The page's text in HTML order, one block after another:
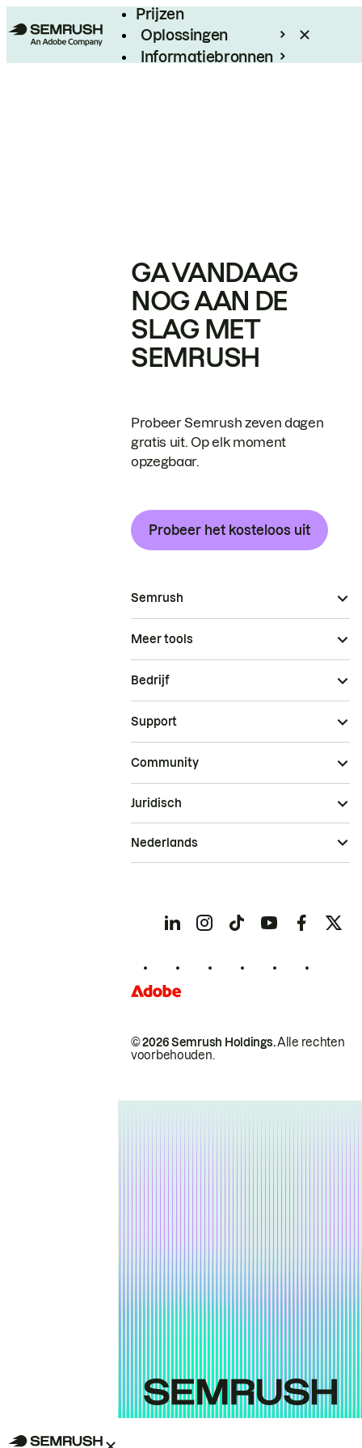
Prijzen
Oplossingen
Informatiebronnen
GA VANDAAG
NOG AAN DE
SLAG MET
SEMRUSH
Probeer Semrush zeven dagen
gratis uit. Op elk moment
opzegbaar.
Probeer het kosteloos uit
Semrush
Meer tools
Bedrijf
Support
Community
© 2026 Semrush Holdings.Alle rechten
voorbehouden.
Juridisch
Nederlands